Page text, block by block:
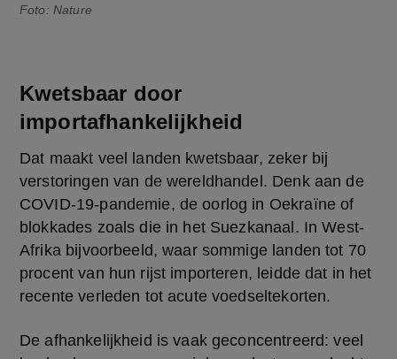
Foto: Nature
Kwetsbaar door
importafhankelijkheid
Dat maakt veel landen kwetsbaar, zeker bij
verstoringen van de wereldhandel. Denk aan de
COVID-19-pandemie, de oorlog in Oekraïne of
blokkades zoals die in het Suezkanaal. In West-
Afrika bijvoorbeeld, waar sommige landen tot 70
procent van hun rijst importeren, leidde dat in het
recente verleden tot acute voedseltekorten.
De afhankelijkheid is vaak geconcentreerd: veel